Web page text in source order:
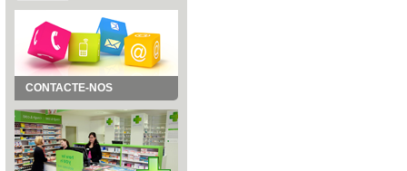
CONTACTE-NOS